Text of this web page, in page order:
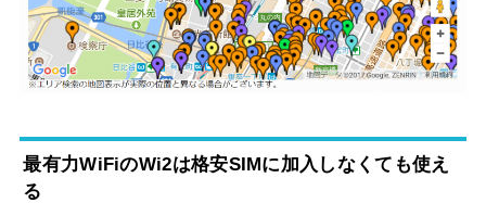
最有力WiFiのWi2は格安SIMに加入しなくても使え
る